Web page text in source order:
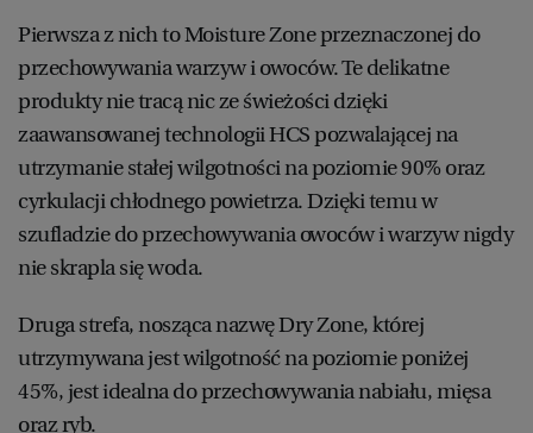
ZAKOPANE
ZIELONA GÓRA
Pierwsza z nich to Moisture Zone przeznaczonej do
przechowywania warzyw i owoców. Te delikatne
produkty nie tracą nic ze świeżości dzięki
zaawansowanej technologii HCS pozwalającej na
utrzymanie stałej wilgotności na poziomie 90% oraz
cyrkulacji chłodnego powietrza. Dzięki temu w
szufladzie do przechowywania owoców i warzyw nigdy
nie skrapla się woda.
Druga strefa, nosząca nazwę Dry Zone, której
utrzymywana jest wilgotność na poziomie poniżej
45%, jest idealna do przechowywania nabiału, mięsa
oraz ryb.